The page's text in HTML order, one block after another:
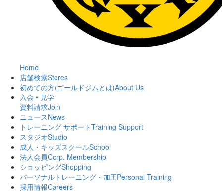
Home
店舗検索Stores
初めての方(ゴールドジムとは)About Us
入会 • 見学
資料請求Join
ニュースNews
トレーニング サポートTraining Support
スタジオStudio
成人・キッズスクールSchool
法人会員Corp. Membership
ショッピングShopping
パーソナルトレーニング・加圧Personal Training
採用情報Careers